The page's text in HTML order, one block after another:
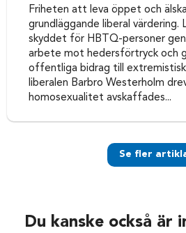
Friheten att leva öppet och
grundläggande liberal värdering.
skyddet för HBTQ-personer
arbete mot hedersförtryck och
offentliga bidrag till
liberalen Barbro Westerholm
homosexualitet avskaffades...
Se fler
Du kanske också är